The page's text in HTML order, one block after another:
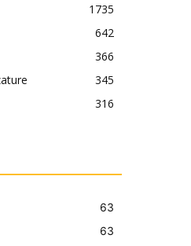
1735
642
366
345
316
63
63